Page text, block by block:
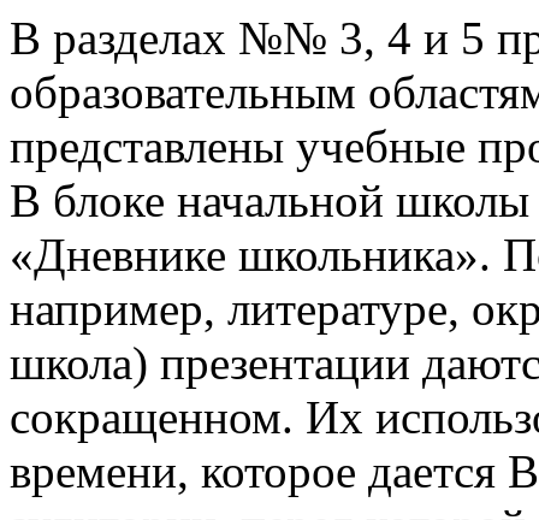
В разделах №№ 3, 4 и 5
образовательным
представлены учебные
В блоке начальной
«Дневнике школьника».
например, литературе,
школа) презентации
сокращенном. Их
времени, которое дается